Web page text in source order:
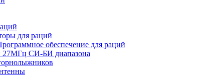
для раций
обеспечение для раций
27МГц СИ-БИ диапазона